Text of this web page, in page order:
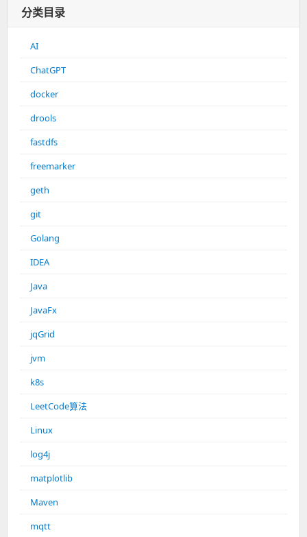
分类目录
AI
ChatGPT
docker
drools
fastdfs
freemarker
geth
git
Golang
IDEA
Java
JavaFx
jqGrid
jvm
k8s
LeetCode算法
Linux
log4j
matplotlib
Maven
mqtt